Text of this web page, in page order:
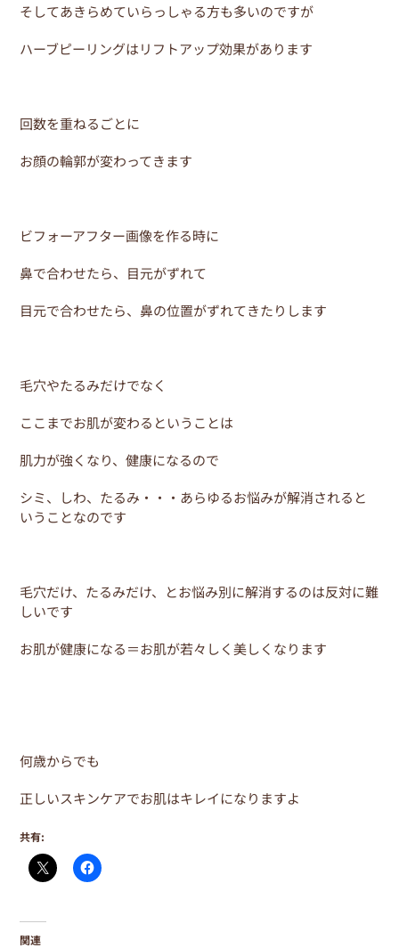
そしてあきらめていらっしゃる方も多いのですが
ハーブピーリングはリフトアップ効果があります
回数を重ねるごとに
お顔の輪郭が変わってきます
ビフォーアフター画像を作る時に
鼻で合わせたら、目元がずれて
目元で合わせたら、鼻の位置がずれてきたりします
毛穴やたるみだけでなく
ここまでお肌が変わるということは
肌力が強くなり、健康になるので
シミ、しわ、たるみ・・・あらゆるお悩みが解消されると
いうことなのです
毛穴だけ、たるみだけ、とお悩み別に解消するのは反対に難
しいです
お肌が健康になる＝お肌が若々しく美しくなります
何歳からでも
正しいスキンケアでお肌はキレイになりますよ
共有:
関連